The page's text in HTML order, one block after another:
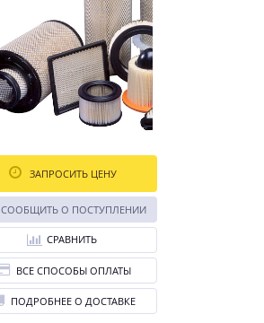
ЗАПРОСИТЬ ЦЕНУ
СООБЩИТЬ О ПОСТУПЛЕНИИ
СРАВНИТЬ
ВСЕ СПОСОБЫ ОПЛАТЫ
ПОДРОБНЕЕ О ДОСТАВКЕ